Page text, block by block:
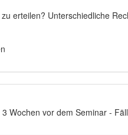
erteilen? Unterschiedliche
Wochen vor dem Seminar -